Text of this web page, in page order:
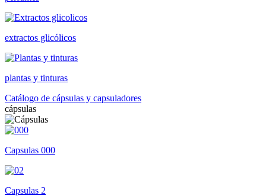
extractos glicólicos
plantas y tinturas
Catálogo de cápsulas y capsuladores
cápsulas
Capsulas 000
Capsulas 2